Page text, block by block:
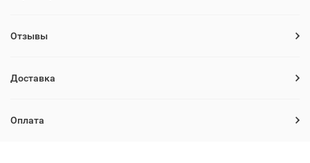
Отзывы
Доставка
Оплата